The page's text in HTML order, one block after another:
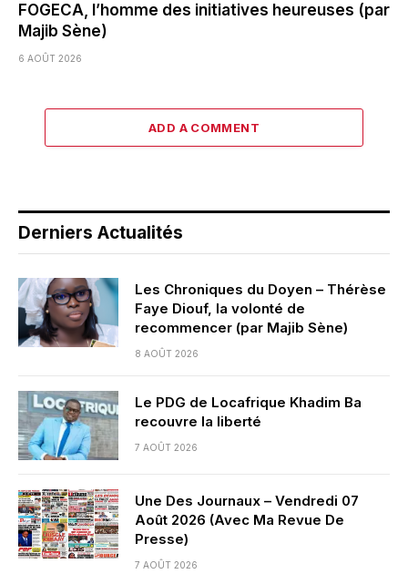
FOGECA, l’homme des initiatives heureuses (par
Majib Sène)
6 AOÛT 2026
ADD A COMMENT
Derniers Actualités
Les Chroniques du Doyen – Thérèse
Faye Diouf, la volonté de
recommencer (par Majib Sène)
8 AOÛT 2026
Le PDG de Locafrique Khadim Ba
recouvre la liberté
7 AOÛT 2026
Une Des Journaux – Vendredi 07
Août 2026 (Avec Ma Revue De
Presse)
7 AOÛT 2026